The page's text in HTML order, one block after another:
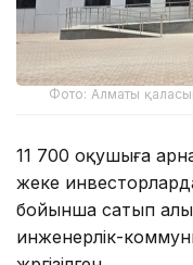
Фото: Алматы
11 700 оқушыға
жеке
бойынша сатып
инженерлік-